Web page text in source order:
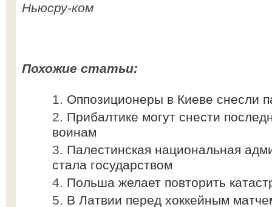
Ньюсру-ком
Похожие статьи:
Оппозиционеры в Киеве снесли
Прибалтике могут снести
воинам
Палестинская национальная
стала государством
Польша желает повторить
В Латвии перед хоккейным